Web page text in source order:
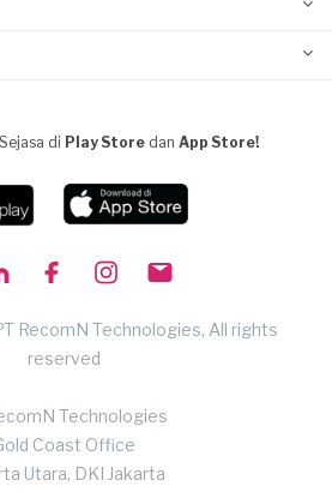
di Play Store dan App Store!
RecomN Technologies, All rights
reserved
Technologies
Coast Office
Utara, DKI Jakarta